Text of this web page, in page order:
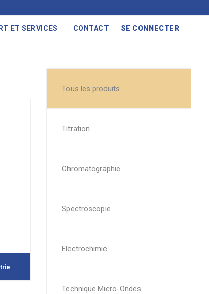
ET SERVICES CONTACT SE CONNECTER
Tous les produits
Titration
Chromatographie
Spectroscopie
Electrochimie
Technique Micro-Ondes